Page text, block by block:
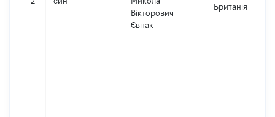
Вікторович
Євпак
Британія